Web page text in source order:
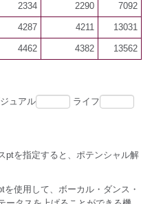
2334 2290 7092
4287 4211 13031
4462 4382 13562
ュアル ライフ
ptを指定すると、ポテンシャル解
使用して、ボーカル・ダンス・